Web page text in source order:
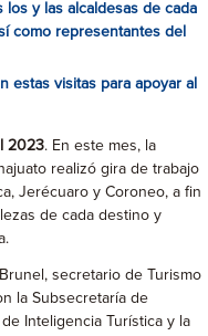
los y las alcaldesas de cada
como representantes del
estas visitas para apoyar al
2023. En este mes, la
realizó gira de trabajo
Jerécuaro y Coroneo, a fin
de cada destino y
secretario de Turismo
la Subsecretaría de
Inteligencia Turística y la